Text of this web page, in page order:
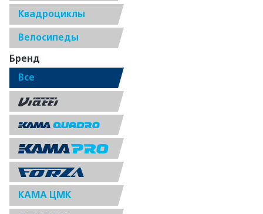
Квадроциклы
Велосипеды
Бренд
Все
КАМА ЦМК